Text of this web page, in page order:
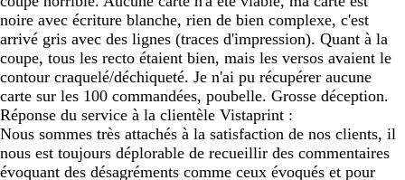
noire avec écriture blanche, rien de bien complexe, c'est
arrivé gris avec des lignes (traces d'impression). Quant à la
coupe, tous les recto étaient bien, mais les versos avaient le
contour craquelé/déchiqueté. Je n'ai pu récupérer aucune
carte sur les 100 commandées, poubelle. Grosse déception.
Réponse du service à la clientèle Vistaprint :
Nous sommes très attachés à la satisfaction de nos clients, il
nous est toujours déplorable de recueillir des commentaires
évoquant des désagréments comme ceux évoqués et pour